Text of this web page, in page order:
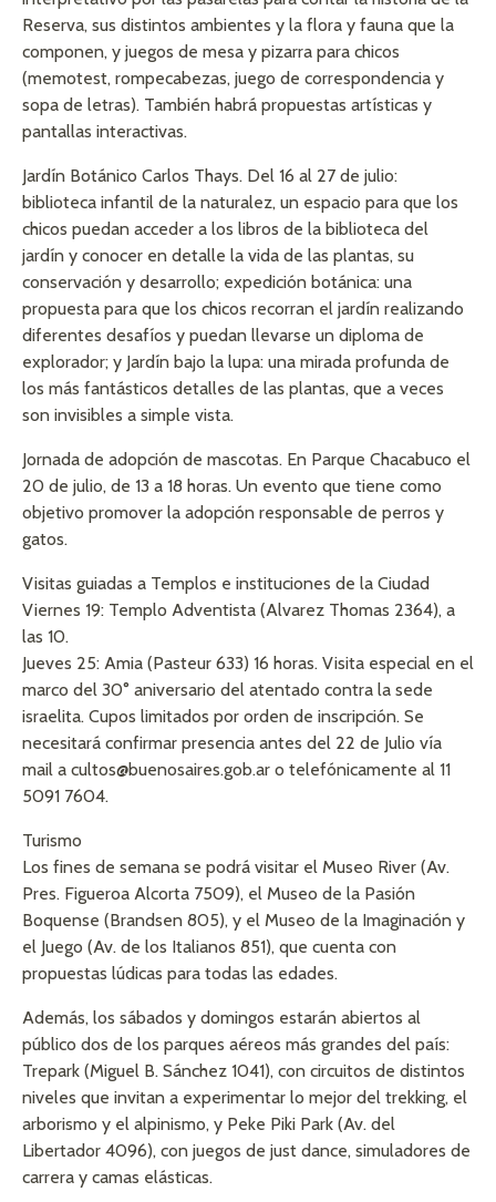
Reserva, sus distintos ambientes y la flora y fauna que la
componen, y juegos de mesa y pizarra para chicos
(memotest, rompecabezas, juego de correspondencia y
sopa de letras). También habrá propuestas artísticas y
pantallas interactivas.
Jardín Botánico Carlos Thays. Del 16 al 27 de julio:
biblioteca infantil de la naturalez, un espacio para que los
chicos puedan acceder a los libros de la biblioteca del
jardín y conocer en detalle la vida de las plantas, su
conservación y desarrollo; expedición botánica: una
propuesta para que los chicos recorran el jardín realizando
diferentes desafíos y puedan llevarse un diploma de
explorador; y Jardín bajo la lupa: una mirada profunda de
los más fantásticos detalles de las plantas, que a veces
son invisibles a simple vista.
Jornada de adopción de mascotas. En Parque Chacabuco el
20 de julio, de 13 a 18 horas. Un evento que tiene como
objetivo promover la adopción responsable de perros y
gatos.
Visitas guiadas a Templos e instituciones de la Ciudad
Viernes 19: Templo Adventista (Alvarez Thomas 2364), a
las 10.
Jueves 25: Amia (Pasteur 633) 16 horas. Visita especial en el
marco del 30° aniversario del atentado contra la sede
israelita. Cupos limitados por orden de inscripción. Se
necesitará confirmar presencia antes del 22 de Julio vía
mail a cultos@buenosaires.gob.ar o telefónicamente al 11
5091 7604.
Turismo
Los fines de semana se podrá visitar el Museo River (Av.
Pres. Figueroa Alcorta 7509), el Museo de la Pasión
Boquense (Brandsen 805), y el Museo de la Imaginación y
el Juego (Av. de los Italianos 851), que cuenta con
propuestas lúdicas para todas las edades.
Además, los sábados y domingos estarán abiertos al
público dos de los parques aéreos más grandes del país:
Trepark (Miguel B. Sánchez 1041), con circuitos de distintos
niveles que invitan a experimentar lo mejor del trekking, el
arborismo y el alpinismo, y Peke Piki Park (Av. del
Libertador 4096), con juegos de just dance, simuladores de
carrera y camas elásticas.